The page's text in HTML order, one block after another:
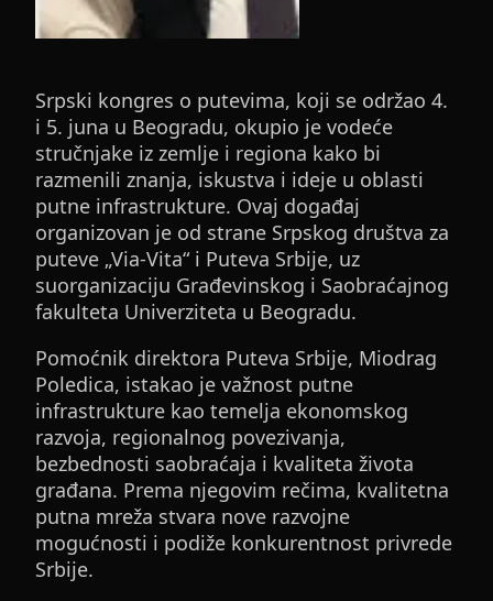
Srpski kongres o putevima, koji se održao 4.
i 5. juna u Beogradu, okupio je vodeće
stručnjake iz zemlje i regiona kako bi
razmenili znanja, iskustva i ideje u oblasti
putne infrastrukture. Ovaj događaj
organizovan je od strane Srpskog društva za
puteve „Via-Vita“ i Puteva Srbije, uz
suorganizaciju Građevinskog i Saobraćajnog
fakulteta Univerziteta u Beogradu.
Pomoćnik direktora Puteva Srbije, Miodrag
Poledica, istakao je važnost putne
infrastrukture kao temelja ekonomskog
razvoja, regionalnog povezivanja,
bezbednosti saobraćaja i kvaliteta života
građana. Prema njegovim rečima, kvalitetna
putna mreža stvara nove razvojne
mogućnosti i podiže konkurentnost privrede
Srbije.